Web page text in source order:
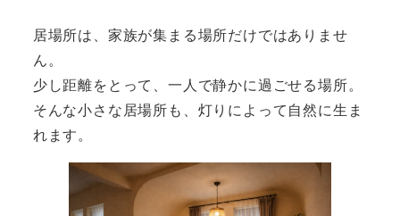
居場所は、家族が集まる場所だけではありませ
ん。
少し距離をとって、一人で静かに過ごせる場所。
そんな小さな居場所も、灯りによって自然に生ま
れます。